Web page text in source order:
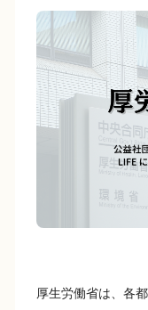
厚生労働省は、各